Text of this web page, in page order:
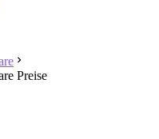
Preise